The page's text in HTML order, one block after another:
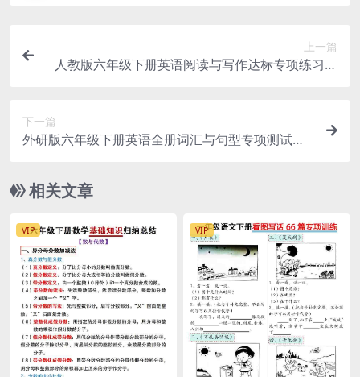
上一篇
人教版六年级下册英语阅读与写作达标专项练习试
下一篇
外研版六年级下册英语全册词汇与句型专项测试卷
相关文章
VIP VIP